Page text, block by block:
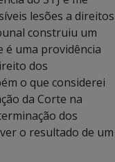
lesões a direitos
construiu um
é uma providência
dos
o que considerei
da Corte na
dos
o resultado de um